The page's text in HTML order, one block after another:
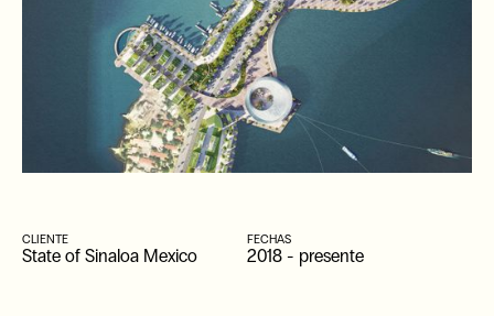
CLIENTE
State of Sinaloa Mexico
FECHAS
2018 - presente